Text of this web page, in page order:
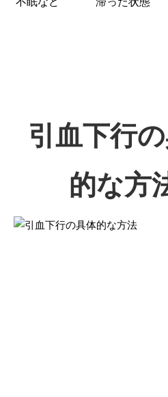
引血下行
的な方